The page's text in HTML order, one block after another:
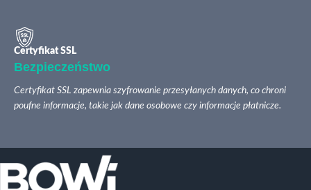
Certyfikat SSL
Bezpieczeństwo
Certyfikat SSL zapewnia szyfrowanie przesyłanych danych, co chroni
poufne informacje, takie jak dane osobowe czy informacje płatnicze.